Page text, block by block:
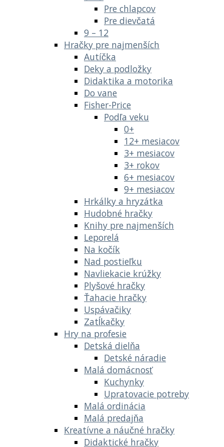
Pre chlapcov
Pre dievčatá
9 – 12
Hračky pre najmenších
Autíčka
Deky a podložky
Didaktika a motorika
Do vane
Fisher-Price
Podľa veku
0+
12+ mesiacov
3+ mesiacov
3+ rokov
6+ mesiacov
9+ mesiacov
Hrkálky a hryzátka
Hudobné hračky
Knihy pre najmenších
Leporelá
Na kočík
Nad postieľku
Navliekacie krúžky
Plyšové hračky
Ťahacie hračky
Uspávačiky
Zatĺkačky
Hry na profesie
Detská dielňa
Detské náradie
Malá domácnosť
Kuchynky
Upratovacie potreby
Malá ordinácia
Malá predajňa
Kreatívne a náučné hračky
Didaktické hračky